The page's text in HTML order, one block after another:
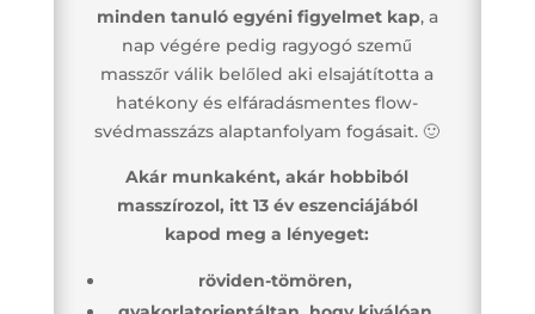
minden tanuló egyéni figyelmet kap, a
nap végére pedig ragyogó szemű
masszőr válik belőled aki elsajátította a
hatékony és elfáradásmentes flow-
svédmasszázs alaptanfolyam fogásait. 🙂
Akár munkaként, akár hobbiból
masszírozol, itt 13 év eszenciájából
kapod meg a lényeget:
röviden-tömören,